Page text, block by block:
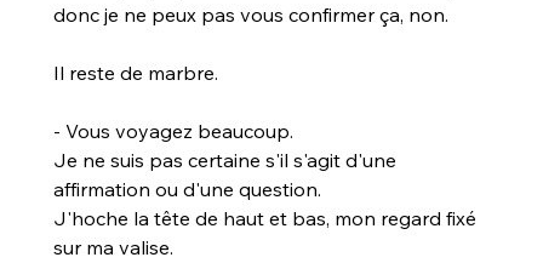
donc je ne peux pas vous confirmer ça, non.
Il reste de marbre.
- Vous voyagez beaucoup.
Je ne suis pas certaine s'il s'agit d'une
affirmation ou d'une question.
J'hoche la tête de haut et bas, mon regard fixé
sur ma valise.